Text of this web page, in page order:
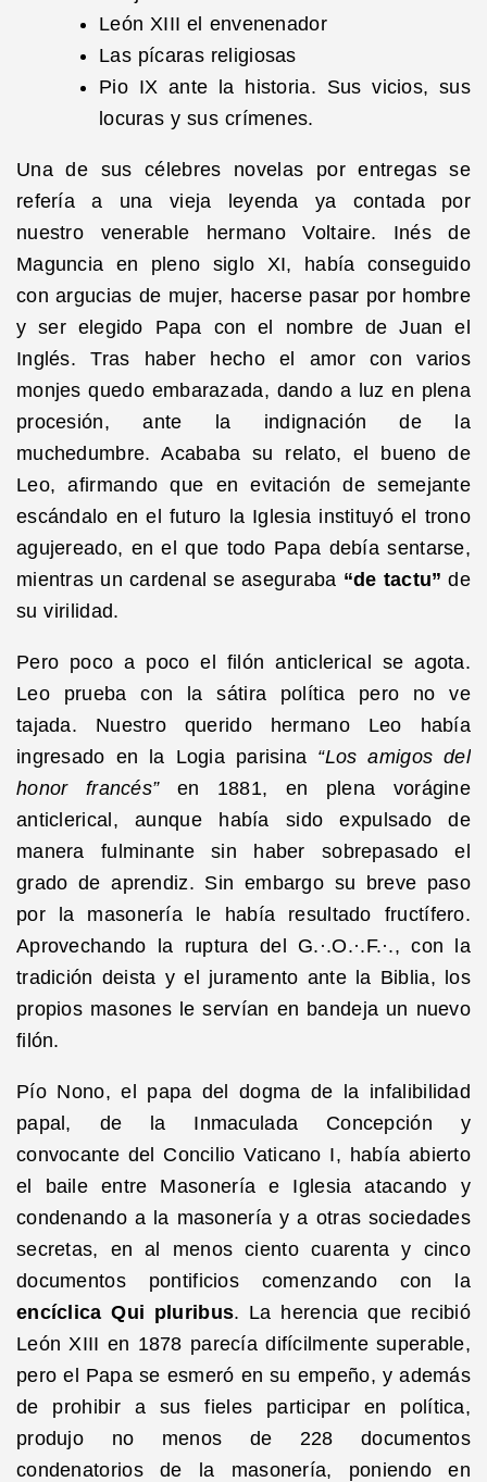
León XIII el envenenador
Las pícaras religiosas
Pio IX ante la historia. Sus vicios, sus
locuras y sus crímenes.
Una de sus célebres novelas por entregas se
refería a una vieja leyenda ya contada por
nuestro venerable hermano Voltaire. Inés de
Maguncia en pleno siglo XI, había conseguido
con argucias de mujer, hacerse pasar por hombre
y ser elegido Papa con el nombre de Juan el
Inglés. Tras haber hecho el amor con varios
monjes quedo embarazada, dando a luz en plena
procesión, ante la indignación de la
muchedumbre. Acababa su relato, el bueno de
Leo, afirmando que en evitación de semejante
escándalo en el futuro la Iglesia instituyó el trono
agujereado, en el que todo Papa debía sentarse,
mientras un cardenal se aseguraba “de tactu” de
su virilidad.
Pero poco a poco el filón anticlerical se agota.
Leo prueba con la sátira política pero no ve
tajada. Nuestro querido hermano Leo había
ingresado en la Logia parisina “Los amigos del
honor francés”en 1881, en plena vorágine
anticlerical, aunque había sido expulsado de
manera fulminante sin haber sobrepasado el
grado de aprendiz. Sin embargo su breve paso
por la masonería le había resultado fructífero.
Aprovechando la ruptura del G.·.O.·.F.·., con la
tradición deista y el juramento ante la Biblia, los
propios masones le servían en bandeja un nuevo
filón.
Pío Nono, el papa del dogma de la infalibilidad
papal, de la Inmaculada Concepción y
convocante del Concilio Vaticano I, había abierto
el baile entre Masonería e Iglesia atacando y
condenando a la masonería y a otras sociedades
secretas, en al menos ciento cuarenta y cinco
documentos pontificios comenzando con la
encíclica Qui pluribus. La herencia que recibió
León XIII en 1878 parecía difícilmente superable,
pero el Papa se esmeró en su empeño, y además
de prohibir a sus fieles participar en política,
produjo no menos de 228 documentos
condenatorios de la masonería, poniendo en